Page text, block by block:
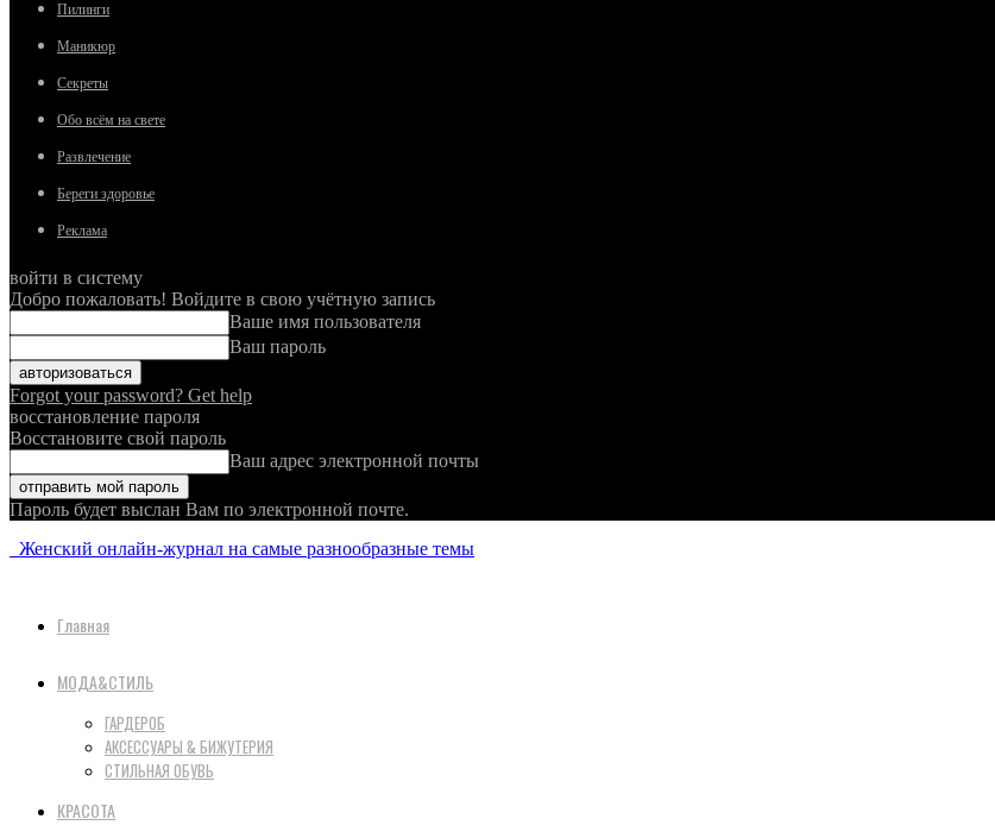
Пилинги
Маникюр
Секреты
Обо всём на свете
Развлечение
Береги здоровье
Реклама
войти в систему
Добро пожаловать! Войдите в свою учётную запись
Ваше имя пользователя
Ваш пароль
Forgot your password? Get help
восстановление пароля
Восстановите свой пароль
Ваш адрес электронной почты
Пароль будет выслан Вам по электронной почте.
Женский онлайн-журнал на самые разнообразные темы
Главная
МОДА&СТИЛЬ
ГАРДЕРОБ
АКСЕССУАРЫ & БИЖУТЕРИЯ
СТИЛЬНАЯ ОБУВЬ
КРАСОТА